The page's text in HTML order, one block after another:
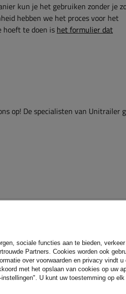
kun je het gebruiken zonder je
hebben we het proces voor het
hoeft te doen is het formulier dat
op! De specialisten van Unitrailer
sociale functies aan te bieden,
Partners. Cookies worden ook
over voorwaarden en privacy vindt
met het opslaan van cookies op uw
U kunt uw toestemming op